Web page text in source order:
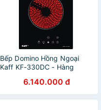
Bếp Domino Hồng Ngoại
Kaff KF-330DC - Hàng
6.140.000 đ